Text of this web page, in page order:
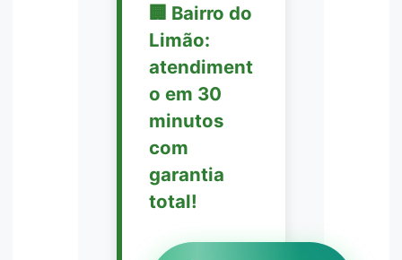
🏢 Bairro do
Limão:
atendiment
o em 30
minutos
com
garantia
total!